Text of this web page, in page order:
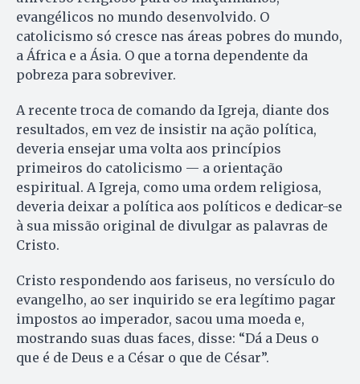
evangélicos no mundo desenvolvido. O
catolicismo só cresce nas áreas pobres do mundo,
a África e a Ásia. O que a torna dependente da
pobreza para sobreviver.
A recente troca de comando da Igreja, diante dos
resultados, em vez de insistir na ação política,
deveria ensejar uma volta aos princípios
primeiros do catolicismo — a orientação
espiritual. A Igreja, como uma ordem religiosa,
deveria deixar a política aos políticos e dedicar-se
à sua missão original de divulgar as palavras de
Cristo.
Cristo respondendo aos fariseus, no versículo do
evangelho, ao ser inquirido se era legítimo pagar
impostos ao imperador, sacou uma moeda e,
mostrando suas duas faces, disse: “Dá a Deus o
que é de Deus e a César o que de César”.